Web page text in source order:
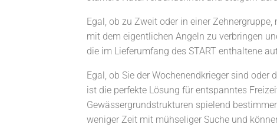
Egal, ob zu Zweit oder in einer
mit dem eigentlichen Angeln zu verbringen
die im Lieferumfang des START enthaltene
Egal, ob Sie der Wochenendkrieger sind
ist die perfekte Lösung für entspanntes
Gewässergrundstrukturen spielend
weniger Zeit mit mühseliger Suche und